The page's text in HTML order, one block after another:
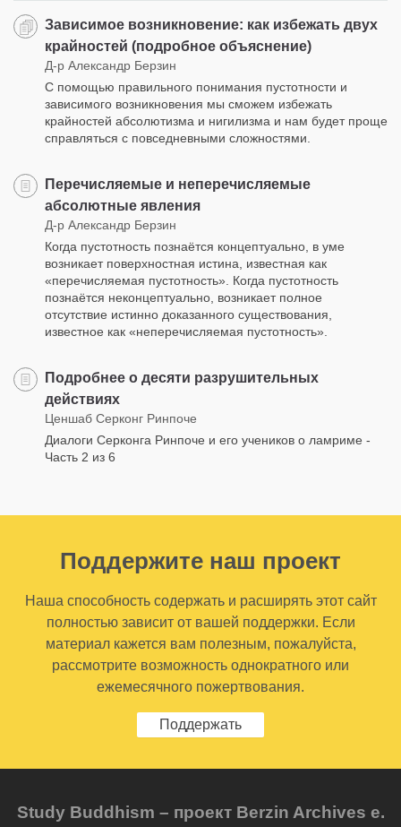
Зависимое возникновение: как избежать двух
крайностей (подробное объяснение)
Д-р Александр Берзин
С помощью правильного понимания пустотности и
зависимого возникновения мы сможем избежать
крайностей абсолютизма и нигилизма и нам будет проще
справляться с повседневными сложностями.
Перечисляемые и неперечисляемые
абсолютные явления
Д-р Александр Берзин
Когда пустотность познаётся концептуально, в уме
возникает поверхностная истина, известная как
«перечисляемая пустотность». Когда пустотность
познаётся неконцептуально, возникает полное
отсутствие истинно доказанного существования,
известное как «неперечисляемая пустотность».
Подробнее о десяти разрушительных
действиях
Ценшаб Серконг Ринпоче
Диалоги Серконга Ринпоче и его учеников о ламриме -
Часть 2 из 6
Поддержите наш проект
Наша способность содержать и расширять этот сайт
полностью зависит от вашей поддержки. Если
материал кажется вам полезным, пожалуйста,
рассмотрите возможность однократного или
ежемесячного пожертвования.
Поддержать
Study Buddhism – проект Berzin Archives e.